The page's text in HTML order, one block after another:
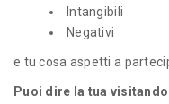
Intangibili
Negativi
e tu cosa aspetti a
Puoi dire la tua